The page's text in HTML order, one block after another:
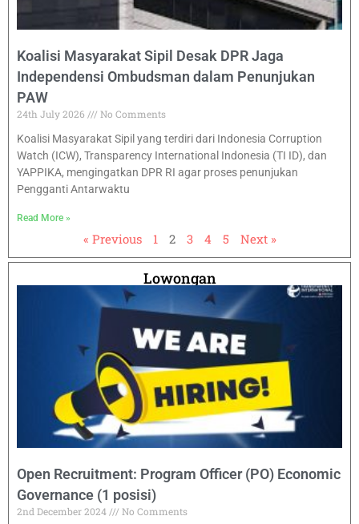
Koalisi Masyarakat Sipil Desak DPR Jaga
Independensi Ombudsman dalam Penunjukan
PAW
24th July 2026
No Comments
Koalisi Masyarakat Sipil yang terdiri dari Indonesia Corruption
Watch (ICW), Transparency International Indonesia (TI ID), dan
YAPPIKA, mengingatkan DPR RI agar proses penunjukan
Pengganti Antarwaktu
Read More »
« Previous 1 2 3 4 5 Next »
Lowongan
Open Recruitment: Program Officer (PO) Economic
Governance (1 posisi)
2nd December 2024
No Comments